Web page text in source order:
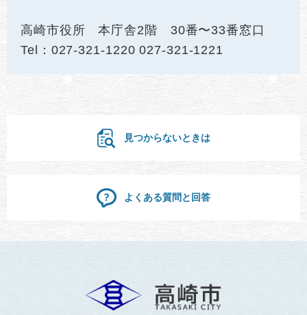
高崎市役所 本庁舎2階 30番〜33番窓口
Tel：027-321-1220 027-321-1221
見つからないときは
よくある質問と回答